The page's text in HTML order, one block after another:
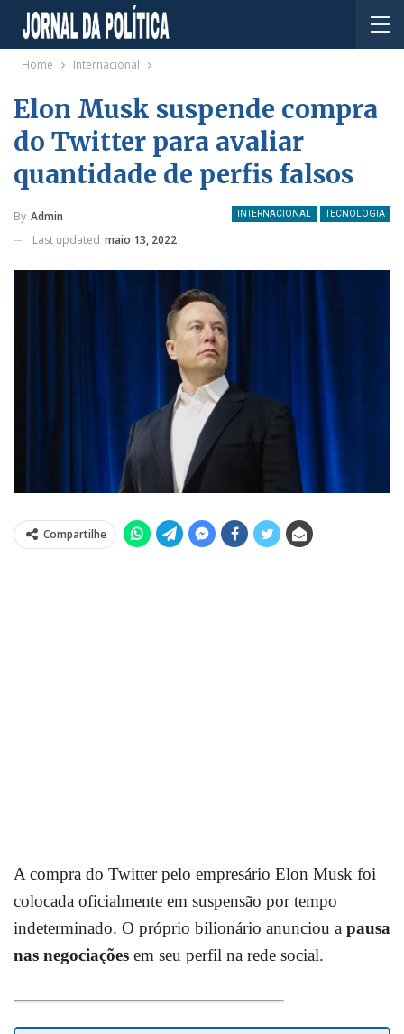
Home Internacional
Elon Musk suspende compra
do Twitter para avaliar
quantidade de perfis falsos
INTERNACIONAL TECNOLOGIA
By Admin
Last updated maio 13, 2022
Compartilhe
A compra do Twitter pelo empresário Elon Musk foi
colocada oficialmente em suspensão por tempo
indeterminado. O próprio bilionário anunciou a pausa
nas negociações em seu perfil na rede social.